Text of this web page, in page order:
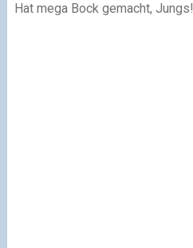
Hat mega Bock gemacht, Jungs!